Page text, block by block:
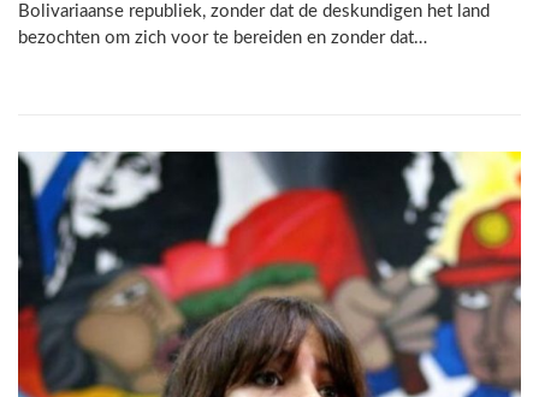
Bolivariaanse republiek, zonder dat de deskundigen het land
bezochten om zich voor te bereiden en zonder dat…